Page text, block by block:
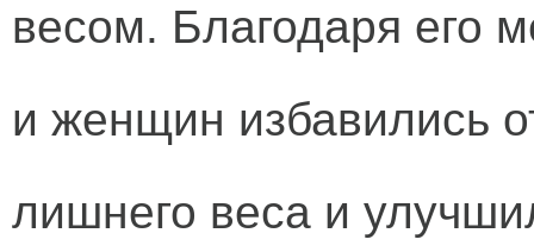
весом. Благодаря его
и женщин избавились
лишнего веса и